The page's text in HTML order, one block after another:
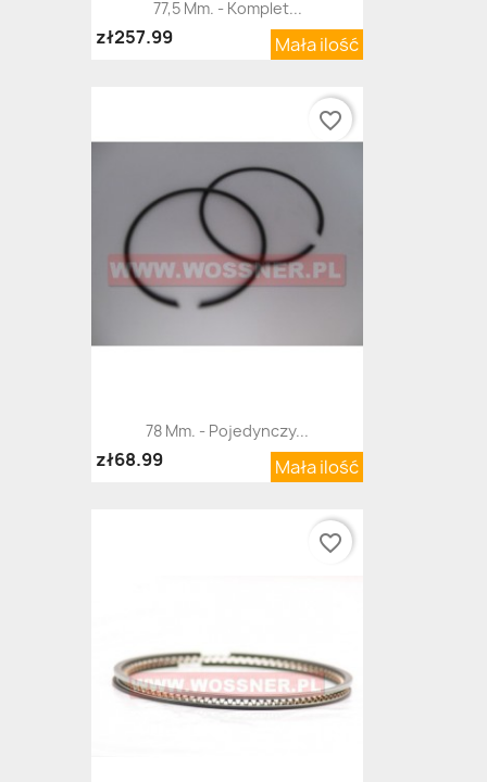
77,5 Mm. - Komplet...
Mała ilość
zł257.99
78 Mm. - Pojedynczy...
Mała ilość
zł68.99
favorite_border
favorite_border